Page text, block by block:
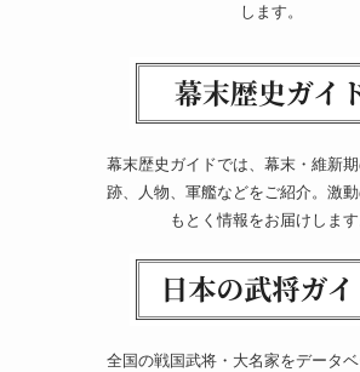
します。
幕末歴史ガイドでは、幕末・維新
跡、人物、軍艦などをご紹介。激
もとく情報をお届けします
全国の戦国武将・大名家をデータ